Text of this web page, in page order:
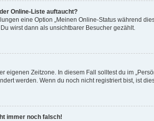
Online-Liste auftaucht?
eine Option „Meinen Online-Status während
wirst dann als unsichtbarer Besucher gezählt.
eigenen Zeitzone. In diesem Fall solltest du im
werden. Wenn du noch nicht registriert bist, ist
immer noch falsch!